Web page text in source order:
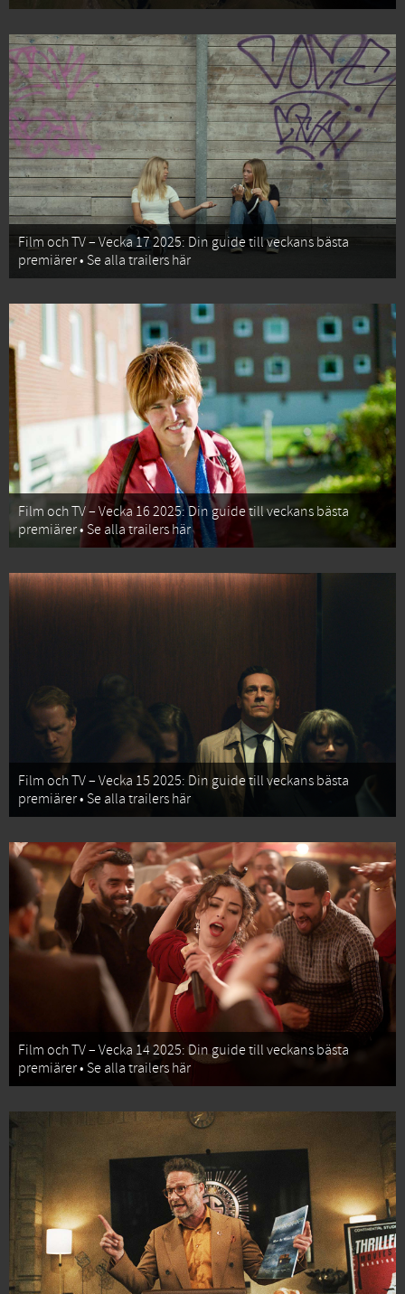
Film och TV – Vecka 17 2025: Din guide till veckans bästa
premiärer • Se alla trailers här
Film och TV – Vecka 16 2025: Din guide till veckans bästa
premiärer • Se alla trailers här
Film och TV – Vecka 15 2025: Din guide till veckans bästa
premiärer • Se alla trailers här
Film och TV – Vecka 14 2025: Din guide till veckans bästa
premiärer • Se alla trailers här